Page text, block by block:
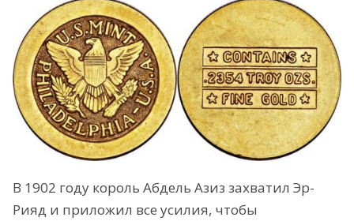
В 1902 году король Абдель Азиз захватил Эр-
Рияд и приложил все усилия, чтобы